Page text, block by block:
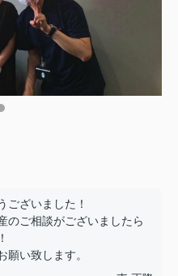
ございました！
のご相談がございましたら
願い致します。